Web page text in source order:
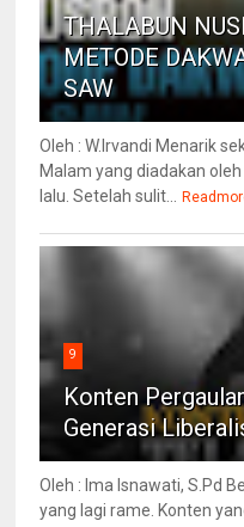
THALABUN
METODE
SAW
Oleh : W.Irvandi Menarik
Malam yang diadakan
lalu. Setelah sulit...
9
Konten
Generasi
Oleh : Ima Isnawati, S.Pd
yang lagi rame. Konten